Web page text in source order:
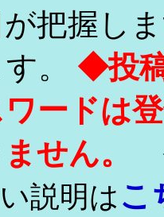
把握し
。 ◆投
ードは
せん。
説明はこ